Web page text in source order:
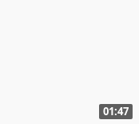
01:47